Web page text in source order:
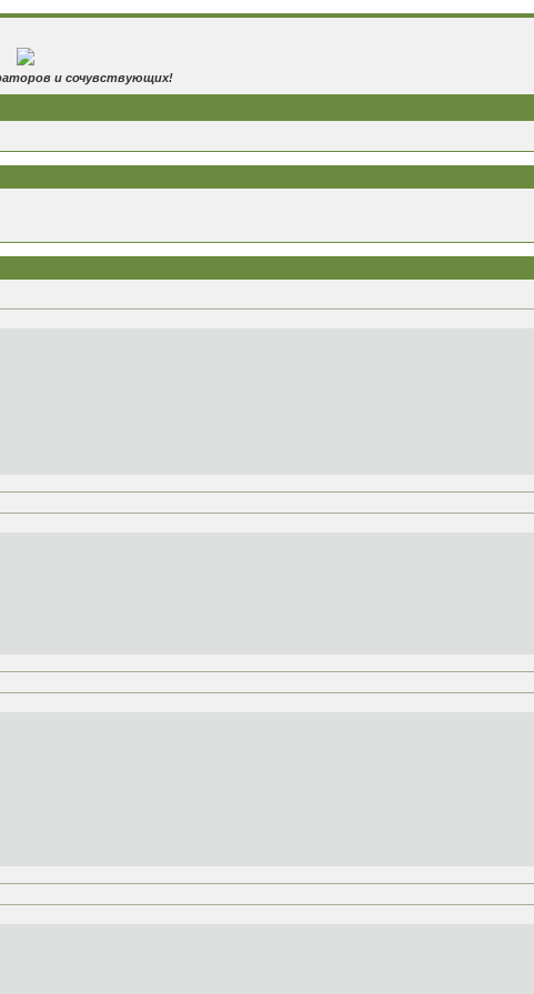
и сочувствующих!